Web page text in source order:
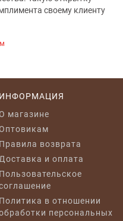
своему клиенту
ИНФОРМАЦИЯ
магазине
Правила возврата
Доставка и оплата
Пользовательское
Политика в отношении
персональных